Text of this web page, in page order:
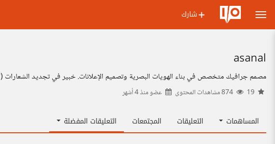
شارك
asanal
مصمم جرافيك متخصص في بناء الهويات البصرية وتصميم الإعلانات. خبير في تجديد الشعارات (Vector)، ترميم الكتالوجات الفنية، ومعالجة صور الذكاء الاصطناعي. أدمج الدقة التقنية بالإبداع لتعزيز هويتك التجارية.
عضو منذ4 أشهر
المساهمات التعليقات المجتمعات التعليقات المفضلة